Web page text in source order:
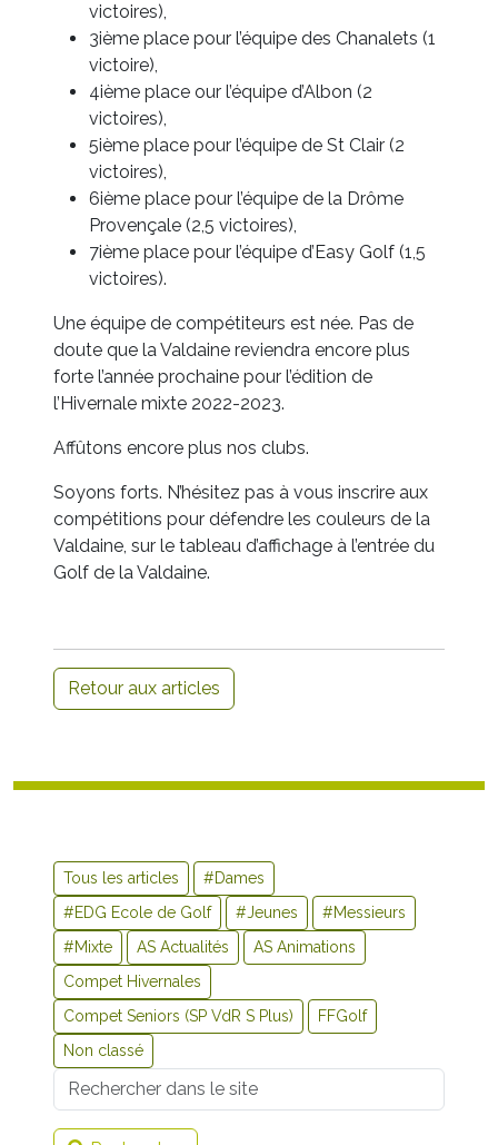
victoires),
3ième place pour l’équipe des Chanalets (1
victoire),
4ième place our l’équipe d’Albon (2
victoires),
5ième place pour l’équipe de St Clair (2
victoires),
6ième place pour l’équipe de la Drôme
Provençale (2,5 victoires),
7ième place pour l’équipe d’Easy Golf (1,5
victoires).
Une équipe de compétiteurs est née. Pas de
doute que la Valdaine reviendra encore plus
forte l’année prochaine pour l’édition de
l’Hivernale mixte 2022-2023.
Affûtons encore plus nos clubs.
Soyons forts. N’hésitez pas à vous inscrire aux
compétitions pour défendre les couleurs de la
Valdaine, sur le tableau d’affichage à l’entrée du
Golf de la Valdaine.
Retour aux articles
Tous les articles
#Dames
#EDG Ecole de Golf
#Jeunes
#Messieurs
#Mixte
AS Actualités
AS Animations
Compet Hivernales
Compet Seniors (SP VdR S Plus)
FFGolf
Non classé
Username